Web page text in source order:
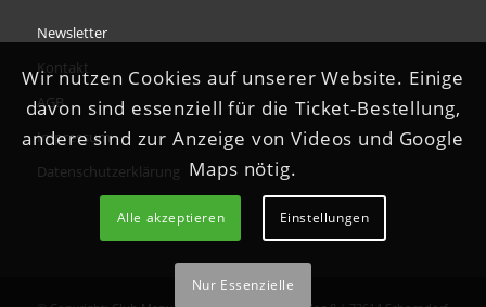
Newsletter
Kontakt
AGB
Impressum
Datenschutzerklärung
Wir nutzen Cookies auf unserer Website. Einige
davon sind essenziell für die Ticket-Bestellung,
andere sind zur Anzeige von Videos und Google
Maps nötig.
Alle akzeptieren Einstellungen
Nur Essenzielle